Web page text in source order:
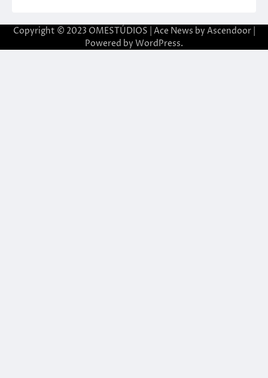
Copyright © 2023 OMESTÚDIOS | Ace News by Ascendoor|
Powered by WordPress.